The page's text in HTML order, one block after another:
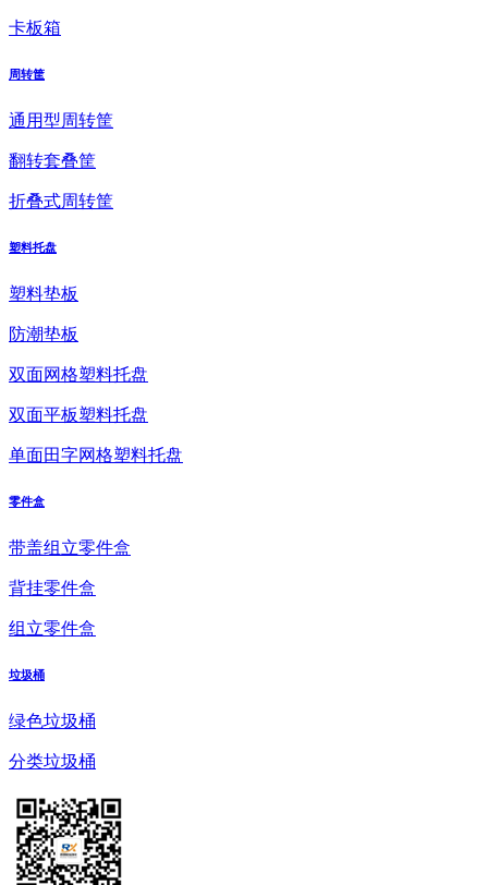
卡板箱
周转筐
通用型周转筐
翻转套叠筐
折叠式周转筐
塑料托盘
塑料垫板
防潮垫板
双面网格塑料托盘
双面平板塑料托盘
单面田字网格塑料托盘
零件盒
带盖组立零件盒
背挂零件盒
组立零件盒
垃圾桶
绿色垃圾桶
分类垃圾桶